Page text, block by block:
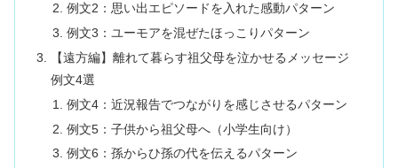
例文2：思い出エピソードを入れた感動パターン
例文3：ユーモアを混ぜたほっこりパターン
【遠方編】離れて暮らす祖父母を泣かせるメッセージ
例文4選
例文4：近況報告でつながりを感じさせるパターン
例文5：子供から祖父母へ（小学生向け）
例文6：孫からひ孫の代を伝えるパターン